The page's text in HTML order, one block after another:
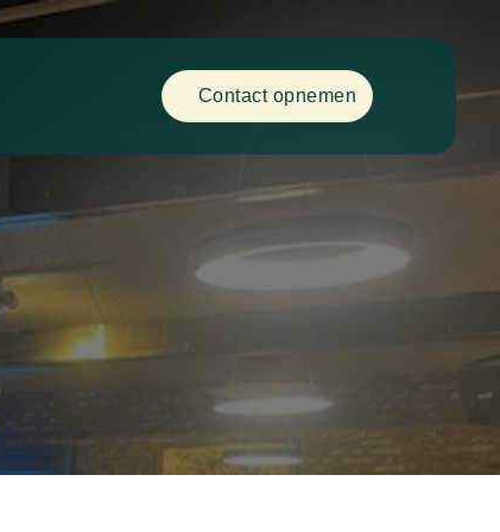
Contact opnemen